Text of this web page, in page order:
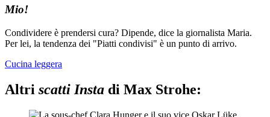
Mio!
Condividere è prendersi cura? Dipende, dice la giornalista Maria.
Per lei, la tendenza dei "Piatti condivisi" è un punto di arrivo.
Cucina leggera
Altri scatti Insta di Max Strohe: